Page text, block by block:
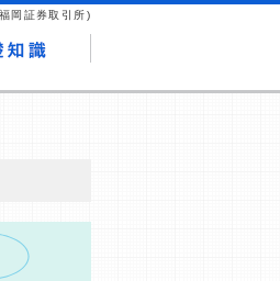
岡証券取引所)
への口コ